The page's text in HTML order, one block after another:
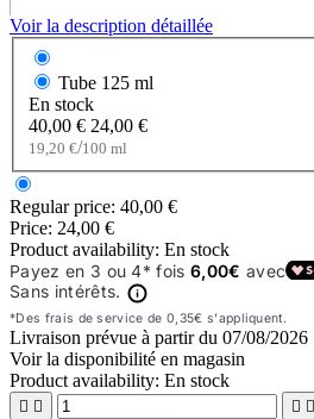
Voir la description détaillée
Tube 125 ml
En stock
40,00 € 24,00 €
19,20 €/100 ml
Regular price: 40,00 €
Price: 24,00 €
Product availability: En stock
Livraison prévue à partir du 07/08/2026
Voir la disponibilité en magasin
Product availability: En stock
   